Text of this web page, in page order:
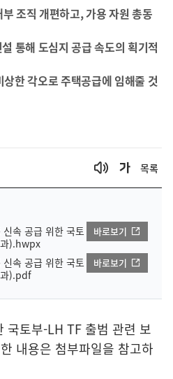
조직 개편하고, 가용 자원 총동
통해 도심지 공급 속도의 획기적
한 각오로 주택공급에 임해줄 것
목록
속 공급 위한 국토
).hwpx
바로보기
속 공급 위한 국토
).pdf
바로보기
국토부-LH TF 출범 관련 보
내용은 첨부파일을 참고하